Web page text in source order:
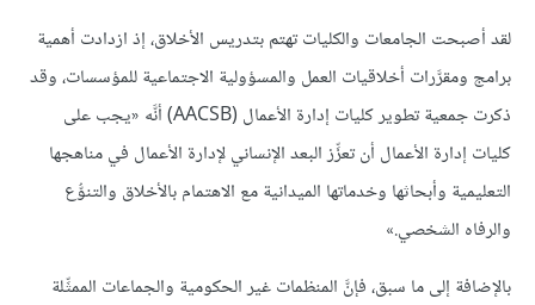
لقد أصبحت الجامعات والكليات تهتم بتدريس الأخلاق، إذ ازدادت أهمية
برامج ومقرَّرات أخلاقيات العمل والمسؤولية الاجتماعية للمؤسسات، وقد
ذكرت جمعية تطوير كليات إدارة الأعمال (AACSB) أنَّه «يجب على
كليات إدارة الأعمال أن تعزِّز البعد الإنساني لإدارة الأعمال في مناهجها
التعليمية وأبحاثها وخدماتها الميدانية مع الاهتمام بالأخلاق والتنوُّع
والرفاه الشخصي.»
بالإضافة إلى ما سبق، فإنَّ المنظمات غير الحكومية والجماعات الممثِّلة